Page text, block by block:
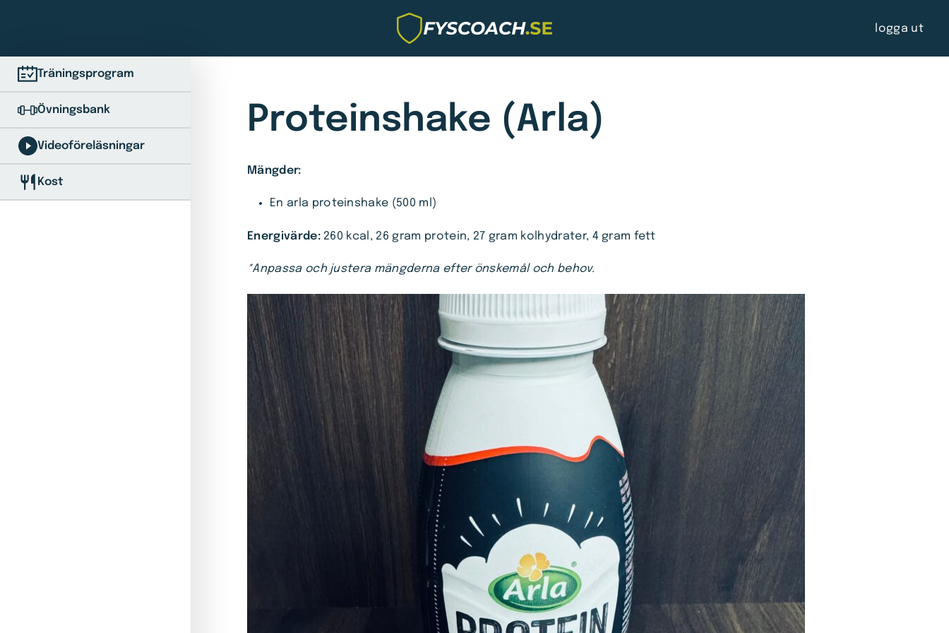
logga ut
Träningsprogram
Övningsbank
Videoföreläsningar
Kost
Proteinshake (Arla)
Mängder:
En arla proteinshake (500 ml)
Energivärde:260 kcal, 26 gram protein, 27 gram kolhydrater, 4 gram fett
*Anpassa och justera mängderna efter önskemål och behov.